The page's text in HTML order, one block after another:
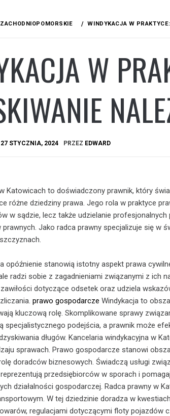
ZACHODNIOPOMORSKIE WINDYKACJA W
W
27 STYCZNIA, 2024 PRZEZ EDWARD
Katowicach to doświadczony prawnik, który
różne dziedziny prawa. Jego rola w praktyce
w sądzie, lecz także udzielanie profesjonalnych
Jako radca prawny specjalizuje się w
opóźnienie stanowią istotny aspekt prawa
radzi sobie z zagadnieniami związanymi z ich
dotyczące odsetek oraz udziela
prawo gospodarcze Windykacja to
kluczową rolę. Skomplikowane sprawy
specjalistycznego podejścia, a prawnik może
długów. Kancelaria windykacyjna w
sprawach. Prawo gospodarcze stanowi
doradców biznesowych. Świadczą usługi
przedsiębiorców w sporach i
działalności gospodarczej. Radca prawny w
W tej dziedzinie doradza w
regulacjami dotyczącymi floty pojazdów